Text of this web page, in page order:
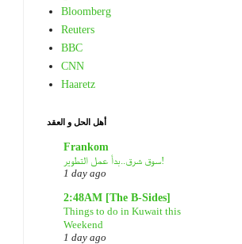
Bloomberg
Reuters
BBC
CNN
Haaretz
أهل الحل و العقد
Frankom
سوق شرق..بدأ عمل التطوير!
1 day ago
2:48AM [The B-Sides]
Things to do in Kuwait this
Weekend
1 day ago